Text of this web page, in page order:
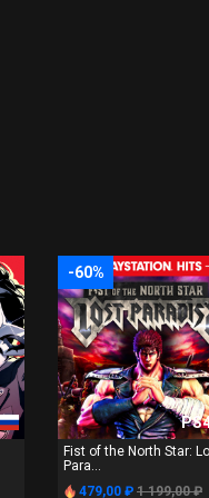
-60%
Fist of the North Star:
Para...
479,00 ₽ 1 199,00 ₽